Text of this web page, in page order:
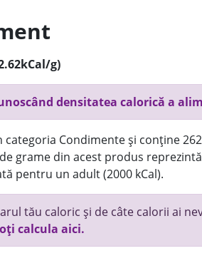
g)
densitatea calorică a
Condimente și conține
grame din acest produs
pentru un adult (2000 kCal).
tău caloric și de câte calorii ai
calcula aici.